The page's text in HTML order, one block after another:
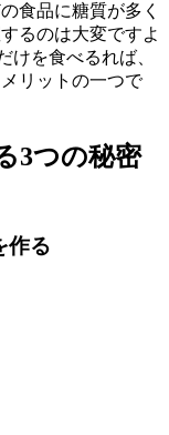
食品に糖質が多く
るのは大変ですよ
けを食べるれば、
リットの一つで
3つの秘密
作る